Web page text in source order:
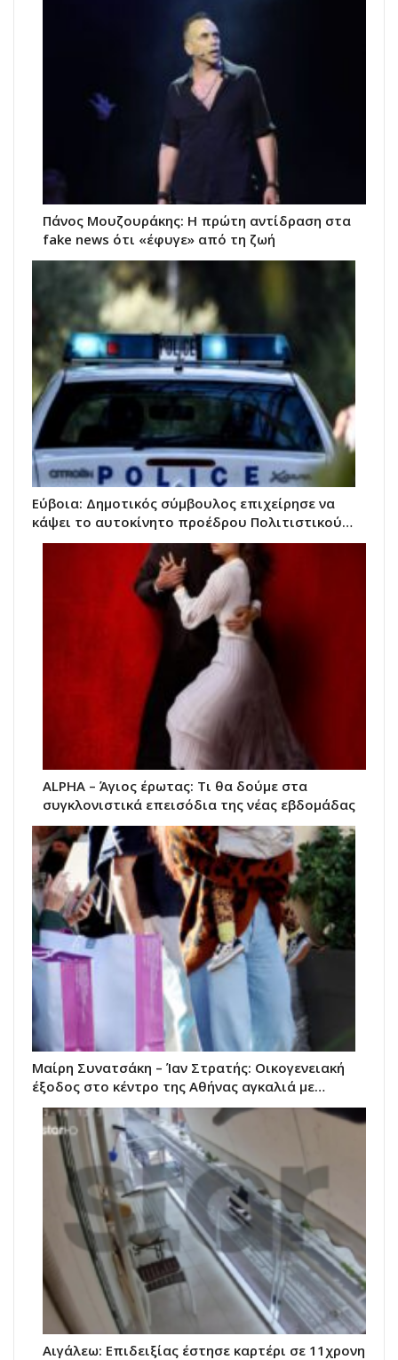
Πάνος Μουζουράκης: Η πρώτη αντίδραση στα
fake news ότι «έφυγε» από τη ζωή
Εύβοια: Δημοτικός σύμβουλος επιχείρησε να
κάψει το αυτοκίνητο προέδρου Πολιτιστικού…
ALPHA – Άγιος έρωτας: Τι θα δούμε στα
συγκλονιστικά επεισόδια της νέας εβδομάδας
Μαίρη Συνατσάκη – Ίαν Στρατής: Οικογενειακή
έξοδος στο κέντρο της Αθήνας αγκαλιά με…
Αιγάλεω: Επιδειξίας έστησε καρτέρι σε 11χρονη